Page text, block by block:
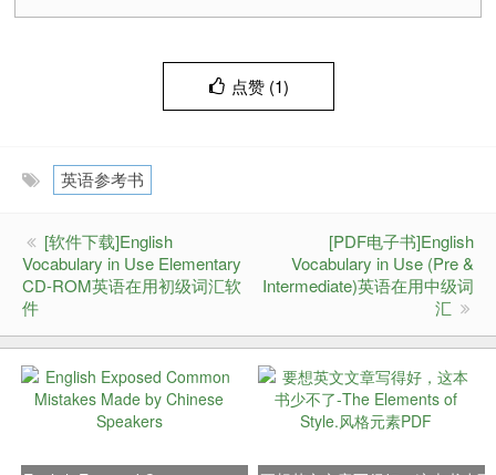
点赞 (1)
英语参考书
[软件下载]English
Vocabulary in Use Elementary
CD-ROM英语在用初级词汇软
件
[PDF电子书]English
Vocabulary in Use (Pre &
Intermediate)英语在用中级词
汇